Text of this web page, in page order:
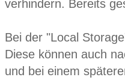
verhindern. Bereits
Bei der "Local
Diese können auch
und bei einem